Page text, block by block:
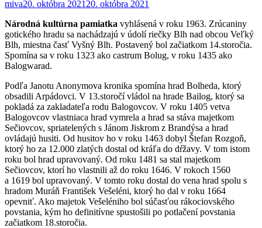
miva20. októbra 2021 20. októbra 2021
Národná kultúrna pamiatka vyhlásená v roku 1963. Zrúcaniny
gotického hradu sa nachádzajú v údolí riečky Blh nad obcou Veľký
Blh, miestna časť Vyšný Blh. Postavený bol začiatkom 14.storočia.
Spomína sa v roku 1323 ako castrum Bolug, v roku 1435 ako
Balogwarad.
Podľa Janotu Anonymova kronika spomína hrad Bolheda, ktorý
obsadili Arpádovci. V 13.storočí vládol na hrade Bailog, ktorý sa
pokladá za zakladateľa rodu Balogovcov. V roku 1405 vetva
Balogovcov vlastniaca hrad vymrela a hrad sa stáva majetkom
Sečiovcov, spriatelených s Jánom Jiskrom z Brandýsa a hrad
ovládajú husiti. Od husitov ho v roku 1463 dobyl Štefan Rozgoň,
ktorý ho za 12.000 zlatých dostal od kráľa do dŕžavy. V tom istom
roku bol hrad upravovaný. Od roku 1481 sa stal majetkom
Sečiovcov, ktorí ho vlastnili až do roku 1646. V rokoch 1560
a 1619 bol upravovaný. V tomto roku dostal do vena hrad spolu s
hradom Muráň František Vešeléni, ktorý ho dal v roku 1664
opevniť. Ako majetok Vešeléniho bol súčasťou rákociovského
povstania, kým ho definitívne spustošili po potlačení povstania
začiatkom 18.storočia.